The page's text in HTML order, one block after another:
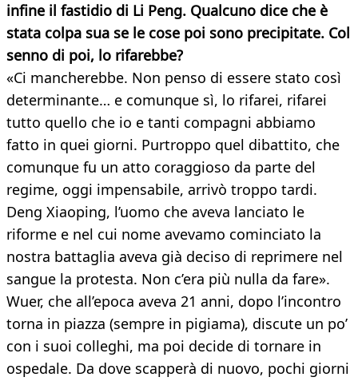
infine il fastidio di Li Peng. Qualcuno dice che è
stata colpa sua se le cose poi sono precipitate. Col
senno di poi, lo rifarebbe?
«Ci mancherebbe. Non penso di essere stato così
determinante… e comunque sì, lo rifarei, rifarei
tutto quello che io e tanti compagni abbiamo
fatto in quei giorni. Purtroppo quel dibattito, che
comunque fu un atto coraggioso da parte del
regime, oggi impensabile, arrivò troppo tardi.
Deng Xiaoping, l’uomo che aveva lanciato le
riforme e nel cui nome avevamo cominciato la
nostra battaglia aveva già deciso di reprimere nel
sangue la protesta. Non c’era più nulla da fare».
Wuer, che all’epoca aveva 21 anni, dopo l’incontro
torna in piazza (sempre in pigiama), discute un po’
con i suoi colleghi, ma poi decide di tornare in
ospedale. Da dove scapperà di nuovo, pochi giorni